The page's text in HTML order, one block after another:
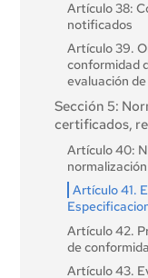
Artículo 38:
notificados
Artículo 39.
conformidad
evaluación
Sección 5:
certificados,
Artículo 40:
normalización
Artículo 41.
Artículo 42.
de
Artículo 43.